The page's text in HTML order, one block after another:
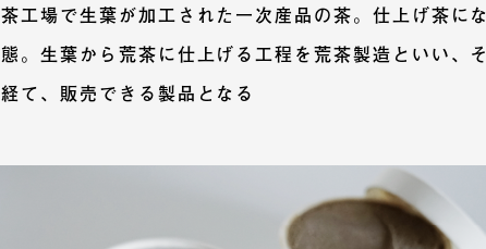
工場で生葉が加工された一次産品の茶。仕上げ茶にな
。生葉から荒茶に仕上げる工程を荒茶製造といい、そ
て、販売できる製品となる